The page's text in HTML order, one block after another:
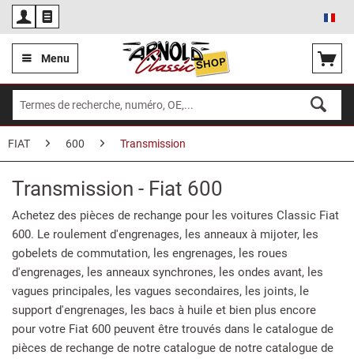
Menu
FIAT 600 Transmission
Transmission - Fiat 600
Achetez des pièces de rechange pour les voitures Classic Fiat
600. Le roulement d'engrenages, les anneaux à mijoter, les
gobelets de commutation, les engrenages, les roues
d'engrenages, les anneaux synchrones, les ondes avant, les
vagues principales, les vagues secondaires, les joints, le
support d'engrenages, les bacs à huile et bien plus encore
pour votre Fiat 600 peuvent être trouvés dans le catalogue de
pièces de rechange de notre catalogue de notre catalogue de